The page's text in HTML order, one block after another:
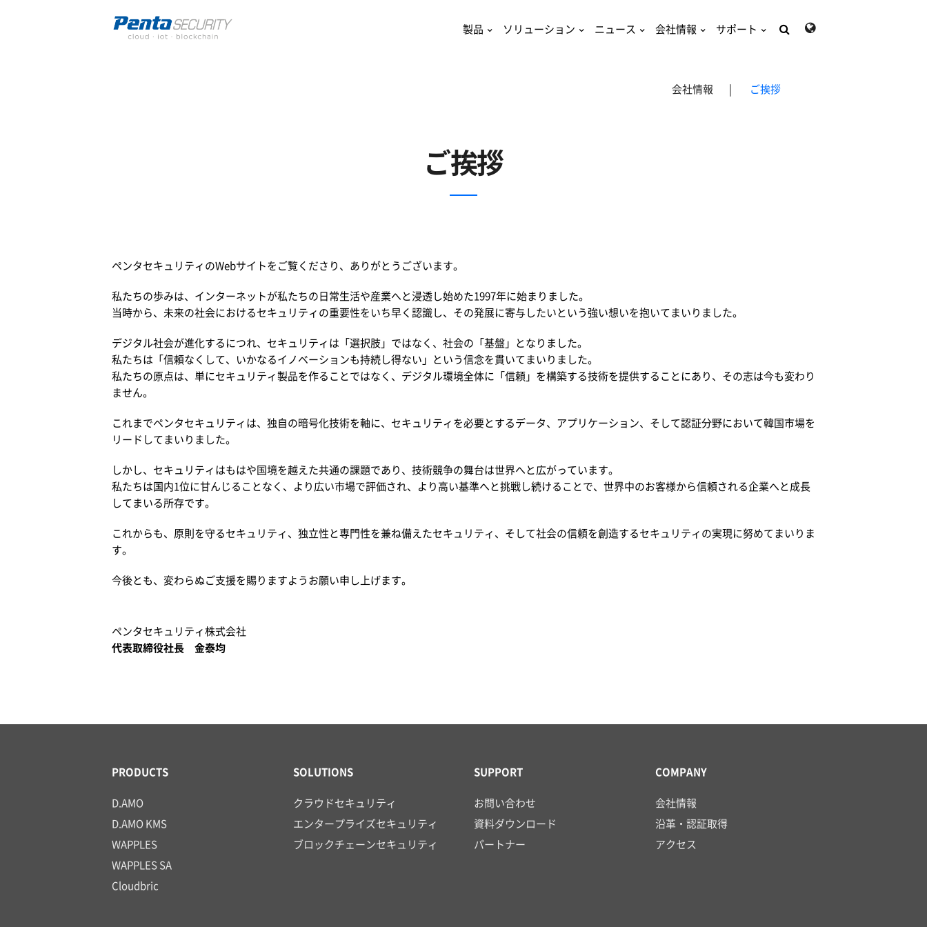
製品 ソリューション ニュース 会社情報 サポート
索:
会社情報 ご挨拶
ご挨拶
ペンタセキュリティのWebサイトをご覧くださり、ありがとうございます。
私たちの歩みは、インターネットが私たちの日常生活や産業へと浸透し始めた1997年に始まりました。
当時から、未来の社会におけるセキュリティの重要性をいち早く認識し、その発展に寄与したいという強い想いを抱いてまいりました。
デジタル社会が進化するにつれ、セキュリティは「選択肢」ではなく、社会の「基盤」となりました。
私たちは「信頼なくして、いかなるイノベーションも持続し得ない」という信念を貫いてまいりました。
私たちの原点は、単にセキュリティ製品を作ることではなく、デジタル環境全体に「信頼」を構築する技術を提供することにあり、その志は今も変わり
ません。
これまでペンタセキュリティは、独自の暗号化技術を軸に、セキュリティを必要とするデータ、アプリケーション、そして認証分野において韓国市場を
リードしてまいりました。
しかし、セキュリティはもはや国境を越えた共通の課題であり、技術競争の舞台は世界へと広がっています。
私たちは国内1位に甘んじることなく、より広い市場で評価され、より高い基準へと挑戦し続けることで、世界中のお客様から信頼される企業へと成長
してまいる所存です。
これからも、原則を守るセキュリティ、独立性と専門性を兼ね備えたセキュリティ、そして社会の信頼を創造するセキュリティの実現に努めてまいりま
す。
今後とも、変わらぬご支援を賜りますようお願い申し上げます。
ペンタセキュリティ株式会社
代表取締役社長 金泰均
PRODUCTS
D.AMO
D.AMO KMS
WAPPLES
WAPPLES SA
Cloudbric
SOLUTIONS
クラウドセキュリティ
エンタープライズセキュリティ
ブロックチェーンセキュリティ
SUPPORT
お問い合わせ
資料ダウンロード
パートナー
COMPANY
会社情報
沿革・認証取得
アクセス